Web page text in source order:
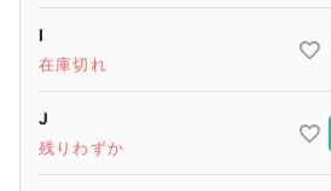
I
在庫切れ
J
残りわずか